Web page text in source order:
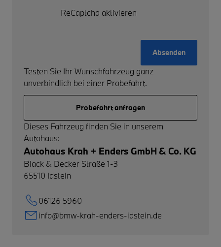
ReCaptcha aktivieren
Absenden
Testen Sie Ihr Wunschfahrzeug ganz
unverbindlich bei einer Probefahrt.
Probefahrt anfragen
Dieses Fahrzeug finden Sie in unserem
Autohaus:
Autohaus Krah + Enders GmbH & Co. KG
Black & Decker Straße 1-3
65510 Idstein
06126 5960
info@bmw-krah-enders-idstein.de